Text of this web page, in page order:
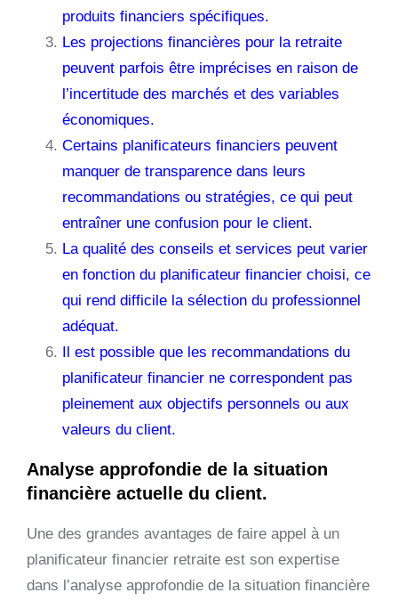
produits financiers spécifiques.
Les projections financières pour la retraite
peuvent parfois être imprécises en raison de
l’incertitude des marchés et des variables
économiques.
Certains planificateurs financiers peuvent
manquer de transparence dans leurs
recommandations ou stratégies, ce qui peut
entraîner une confusion pour le client.
La qualité des conseils et services peut varier
en fonction du planificateur financier choisi, ce
qui rend difficile la sélection du professionnel
adéquat.
Il est possible que les recommandations du
planificateur financier ne correspondent pas
pleinement aux objectifs personnels ou aux
valeurs du client.
Analyse approfondie de la situation
financière actuelle du client.
Une des grandes avantages de faire appel à un
planificateur financier retraite est son expertise
dans l’analyse approfondie de la situation financière